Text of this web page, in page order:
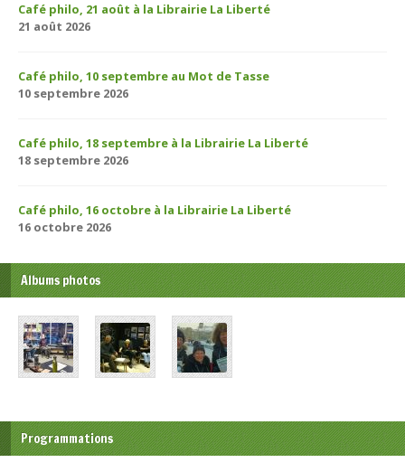
Café philo, 21 août à la Librairie La Liberté
21 août 2026
Café philo, 10 septembre au Mot de Tasse
10 septembre 2026
Café philo, 18 septembre à la Librairie La Liberté
18 septembre 2026
Café philo, 16 octobre à la Librairie La Liberté
16 octobre 2026
Albums photos
Programmations